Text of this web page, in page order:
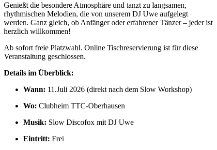
Genießt die besondere Atmosphäre und tanzt zu langsamen,
rhythmischen Melodien, die von unserem DJ Uwe aufgelegt
werden. Ganz gleich, ob Anfänger oder erfahrener Tänzer – jeder ist
herzlich willkommen!
Ab sofort freie Platzwahl. Online Tischreservierung ist für diese
Veranstaltung geschlossen.
Details im Überblick:
Wann: 11.Juli 2026 (direkt nach dem Slow Workshop)
Wo: Clubheim TTC-Oberhausen
Musik: Slow Discofox mit DJ Uwe
Eintritt: Frei